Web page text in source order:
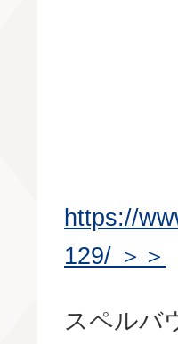
https://
129/ ＞＞
スペルバ